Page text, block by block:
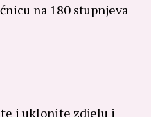
na 180 stupnjeva
i uklonite zdjelu i